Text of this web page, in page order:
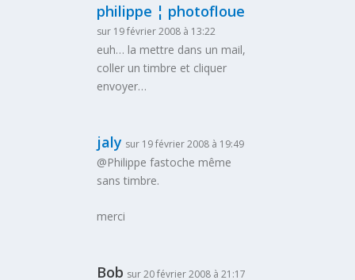
philippe ¦ photofloue
sur 19 février 2008 à 13:22
euh… la mettre dans un mail,
coller un timbre et cliquer
envoyer…
jaly sur 19 février 2008 à 19:49
@Philippe fastoche même
sans timbre.
merci
Bob sur 20 février 2008 à 21:17